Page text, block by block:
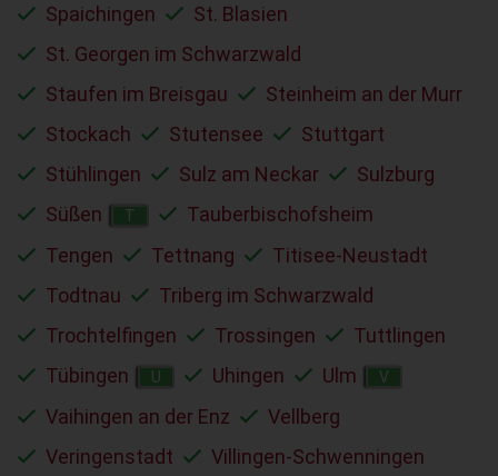
Spaichingen
St. Blasien
St. Georgen im Schwarzwald
Staufen im Breisgau
Steinheim an der Murr
Stockach
Stutensee
Stuttgart
Stühlingen
Sulz am Neckar
Sulzburg
Süßen
T
Tauberbischofsheim
Tengen
Tettnang
Titisee-Neustadt
Todtnau
Triberg im Schwarzwald
Trochtelfingen
Trossingen
Tuttlingen
Tübingen
U Uhingen Ulm V
Vaihingen an der Enz
Vellberg
Veringenstadt
Villingen-Schwenningen